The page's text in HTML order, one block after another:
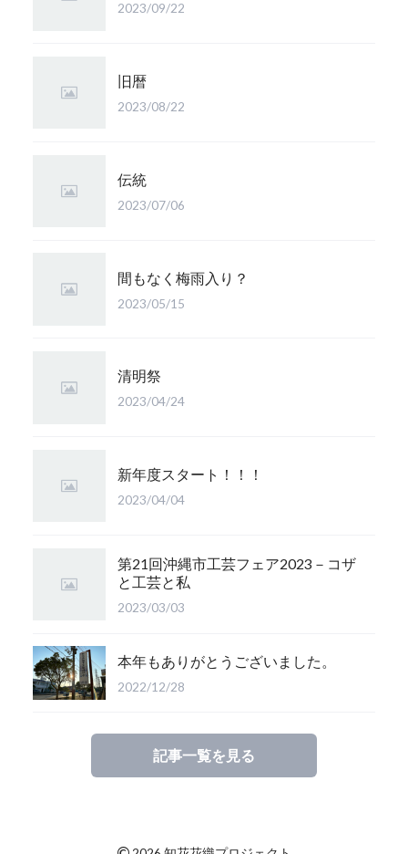
2023/09/22
旧暦
2023/08/22
伝統
2023/07/06
間もなく梅雨入り？
2023/05/15
清明祭
2023/04/24
新年度スタート！！！
2023/04/04
第21回沖縄市工芸フェア2023－コザ
と工芸と私
2023/03/03
本年もありがとうございました。
2022/12/28
記事一覧を見る